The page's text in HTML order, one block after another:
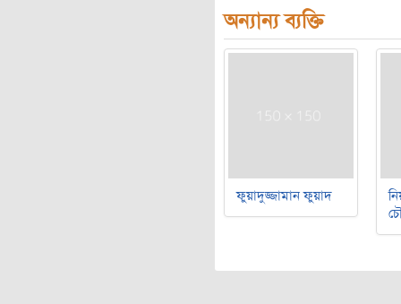
অন্যান্য ব্যক্তি
ফুয়াদুজ্জামান ফুয়াদ